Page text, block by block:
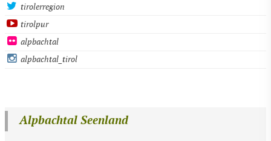
tirolerregion
tirolpur
alpbachtal
alpbachtal_tirol
Alpbachtal Seenland